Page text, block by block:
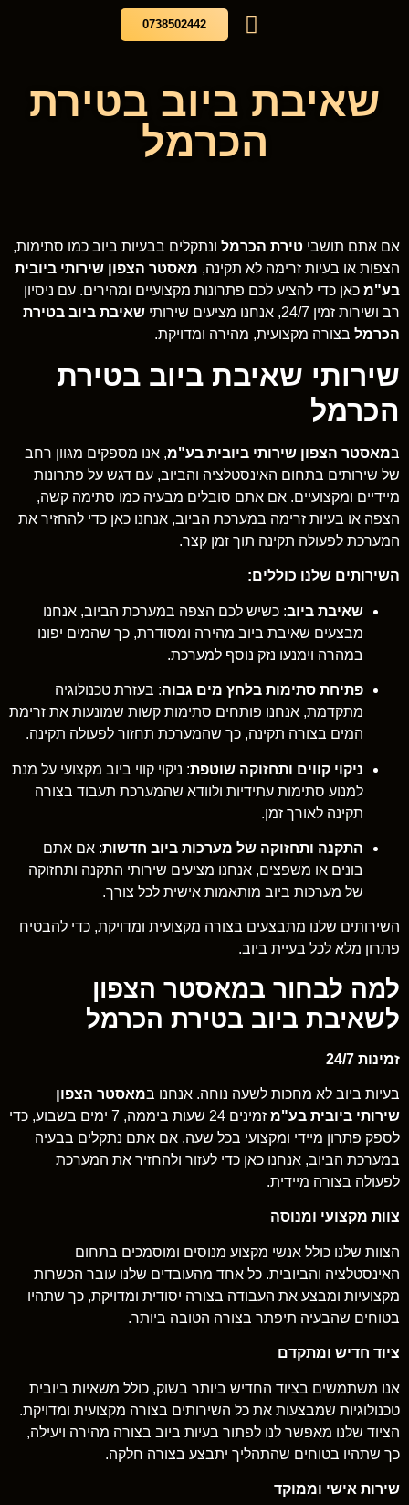
0738502442
שאיבת ביוב בטירת
הכרמל
אם אתם תושבי טירת הכרמל ונתקלים בבעיות ביוב כמו סתימות,
הצפות או בעיות זרימה לא תקינה, מאסטר הצפון שירותי ביובית
בע"מ כאן כדי להציע לכם פתרונות מקצועיים ומהירים. עם ניסיון
רב ושירות זמין 24/7, אנחנו מציעים שירותי
שאיבת ביוב בטירת
הכרמל בצורה מקצועית, מהירה ומדויקת.
שירותי שאיבת ביוב בטירת
הכרמל
במאסטר הצפון שירותי ביובית בע"מ, אנו מספקים מגוון רחב
של שירותים בתחום האינסטלציה והביוב, עם דגש על פתרונות
מיידיים ומקצועיים. אם אתם סובלים מבעיה כמו סתימה קשה,
הצפה או בעיות זרימה במערכת הביוב, אנחנו כאן כדי להחזיר את
המערכת לפעולה תקינה תוך זמן קצר.
השירותים שלנו כוללים:
שאיבת ביוב: כשיש לכם הצפה במערכת הביוב, אנחנו
מבצעים שאיבת ביוב מהירה ומסודרת, כך שהמים יפונו
במהרה וימנעו נזק נוסף למערכת.
פתיחת סתימות בלחץ מים גבוה: בעזרת טכנולוגיה
מתקדמת, אנחנו פותחים סתימות קשות שמונעות את זרימת
המים בצורה תקינה, כך שהמערכת תחזור לפעולה תקינה.
ניקוי קווים ותחזוקה שוטפת: ניקוי קווי ביוב מקצועי על מנת
למנוע סתימות עתידיות ולוודא שהמערכת תעבוד בצורה
תקינה לאורך זמן.
התקנה ותחזוקה של מערכות ביוב חדשות: אם אתם
בונים או משפצים, אנחנו מציעים שירותי התקנה ותחזוקה
של מערכות ביוב מותאמות אישית לכל צורך.
השירותים שלנו מתבצעים בצורה מקצועית ומדויקת, כדי להבטיח
פתרון מלא לכל בעיית ביוב.
למה לבחור במאסטר הצפון
לשאיבת ביוב בטירת הכרמל
זמינות 24/7
בעיות ביוב לא מחכות לשעה נוחה. אנחנו במאסטר הצפון
שירותי ביובית בע"מ
זמינים 24 שעות ביממה, 7 ימים בשבוע, כדי
לספק פתרון מיידי ומקצועי בכל שעה. אם אתם נתקלים בבעיה
במערכת הביוב, אנחנו כאן כדי לעזור ולהחזיר את המערכת
לפעולה בצורה מיידית.
צוות מקצועי ומנוסה
הצוות שלנו כולל אנשי מקצוע מנוסים ומוסמכים בתחום
האינסטלציה והביובית. כל אחד מהעובדים שלנו עובר הכשרות
מקצועיות ומבצע את העבודה בצורה יסודית ומדויקת, כך שתהיו
בטוחים שהבעיה תיפתר בצורה הטובה ביותר.
ציוד חדיש ומתקדם
אנו משתמשים בציוד החדיש ביותר בשוק, כולל משאיות ביובית
טכנולוגיות שמבצעות את כל השירותים בצורה מקצועית ומדויקת.
הציוד שלנו מאפשר לנו לפתור בעיות ביוב בצורה מהירה ויעילה,
כך שתהיו בטוחים שהתהליך יתבצע בצורה חלקה.
שירות אישי וממוקד